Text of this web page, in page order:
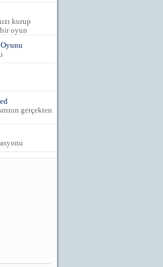
kurup
oyun
gerçekten